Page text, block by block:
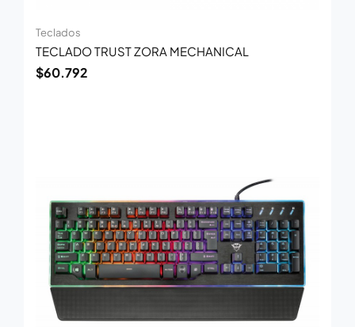
Teclados
TECLADO TRUST ZORA MECHANICAL
$60.792